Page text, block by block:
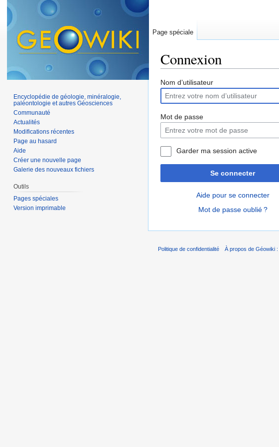
Connexion
Nom d’utilisateur
Mot de passe
Garder ma session active
Se connecter
Aide pour se connecter
Mot de passe oublié ?
Page spéciale
Encyclopédie de géologie, minéralogie,
paléontologie et autres Géosciences
Communauté
Actualités
Modifications récentes
Page au hasard
Aide
Créer une nouvelle page
Galerie des nouveaux fichiers
Outils
Pages spéciales
Version imprimable
Politique de confidentialité À propos de Géowiki